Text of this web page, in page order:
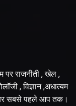
पर राजनीती , खेल ,
, विज्ञान ,अधात्यम
सबसे पहले आप तक।